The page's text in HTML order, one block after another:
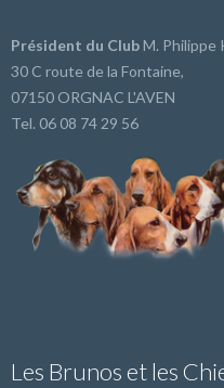
Président du ClubM. Philippe
30 C route de la Fontaine,
07150 ORGNAC L'AVEN
Tel. 06 08 74 29 56
Les Brunos et les